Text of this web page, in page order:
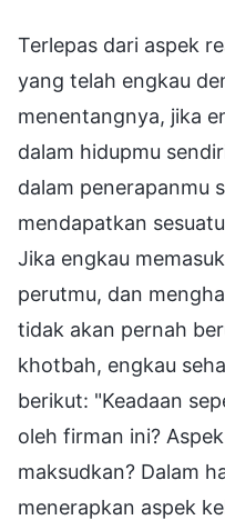
Terlepas dari aspek
yang telah engkau
menentangnya, jika
dalam hidupmu
dalam penerapanmu
mendapatkan
Jika engkau
perutmu, dan
tidak akan pernah
khotbah, engkau
berikut: "Keadaan
oleh firman ini?
maksudkan? Dalam
menerapkan aspek